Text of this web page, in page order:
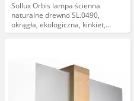
Sollux Orbis lampa ścienna
naturalne drewno SL.0490,
okrągła, ekologiczna, kinkiet,
drewniana, oprawa tuba